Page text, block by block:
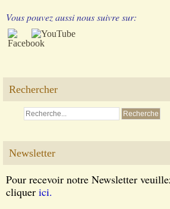
Vous pouvez aussi nous suivre sur:
Rechercher
Newsletter
Pour recevoir notre Newsletter
cliquer ici.